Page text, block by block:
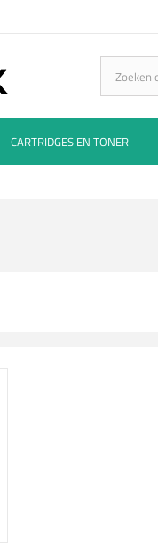
CARTRIDGES EN TONER